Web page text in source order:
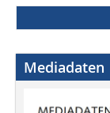
Mediadaten